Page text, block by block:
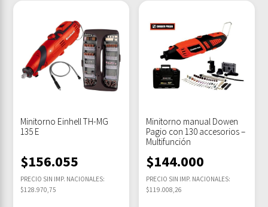
Minitorno Einhell TH-MG
135 E
$156.055
PRECIO SIN IMP. NACIONALES:
$128.970,75
Minitorno manual Dowen
Pagio con 130 accesorios –
Multifunción
$144.000
PRECIO SIN IMP. NACIONALES:
$119.008,26